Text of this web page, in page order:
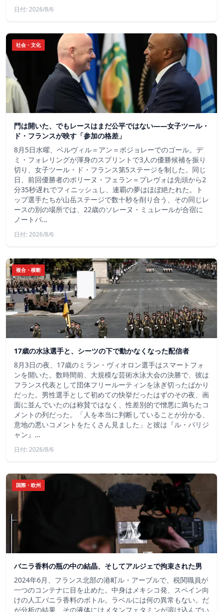
日付: 2026/8/6
社会・文化
門は開いた、でもレースはまだ公平ではない――女子ツール・
ド・フランスが映す「参加の格差」
8月5日水曜、ベルヴィル＝アン＝ボジョレーでのゴール。デ
ミ・フォレリングが渾身のスプリントで3人の優勝候補を振り
切り、女子ツール・ド・フランス第5ステージを制した。同じ
日、前回優勝者のポリーヌ・フェラン＝プレヴォは先頭から2
分35秒遅れでフィニッシュし、連覇の夢はほぼ絶たれた。ト
ップ選手たちが山岳ステージで数十秒を削り合う、その同じレ
ースの別の場所では、22歳のソレーヌ・ミュレールが合宿に
ノートパ…
日付: 2026/8/6
複合・横断
17歳の水泳選手と、シーツの下で動かなくなった配信者
8月3日の夜、17歳のミラン・ヴィオロン選手はスマートフォ
ンを開いた。数時間前、大規模な芸術水泳大会の決勝で、彼は
フランス代表として団体フリールーティンを泳ぎ切ったばかり
だった。男性選手として初めての快挙だったはずのその夜、画
面に並んでいたのは称賛ではなく、性差別的で憎悪に満ちたコ
メントの列だった。「人を本当に判断していることが分かる、
意地の悪いコメントをたくさん見ました」と彼は『ル・パリジ
ャン』…
日付: 2026/8/6
国際・欧州
バニラ香料の瓶の中の結晶、そしてアルジェで拘束された男
2024年6月、フランス北部の港町ル・アーブルで、税関職員が
一つのコンテナに目を止めた。中身はメキシコ発、スペイン向
けの人工バニラ香料のボトル。ラベルには何の異常もない。だ
が分析の結果、その液体にはメタンフェタミンが溶け込んでい